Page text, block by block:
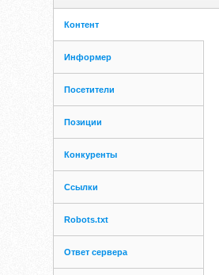
Контент
Информер
Посетители
Позиции
Конкуренты
Ссылки
Robots.txt
Ответ сервера